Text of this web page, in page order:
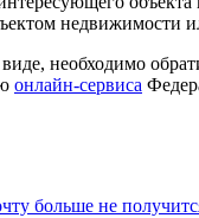
недвижимости
необходимо
онлайн-сервиса
больше не